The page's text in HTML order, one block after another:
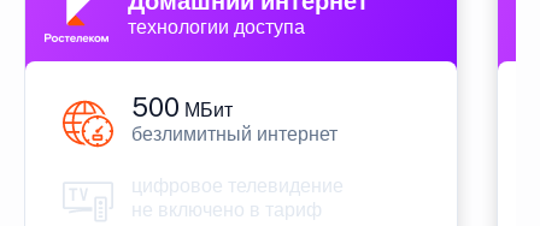
технологии доступа
500 МБит
безлимитный интернет
цифровое телевидение
не включено в тариф